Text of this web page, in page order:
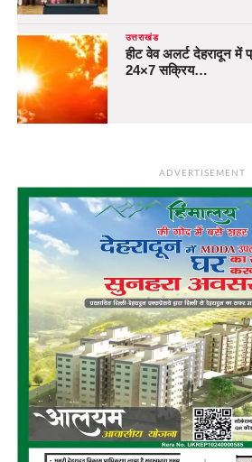
उत्तराखंड
हीट वेव अलर्ट देहरादून
24×7 सक्रिय…
ADVERTISEMENT